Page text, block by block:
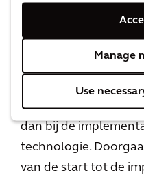
Manage
Use
Snelle en
implementatie
Realiseer je visie
de voordelen van
dan bij de
technologie.
van de start tot de